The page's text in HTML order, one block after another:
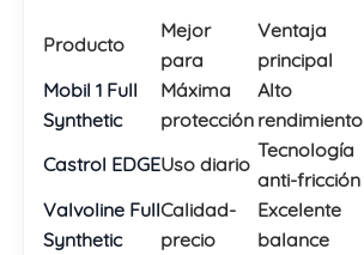
Producto
Mejor
para
Ventaja
principal
Mobil 1 Full
Synthetic
Máxima
protección
Alto
rendimiento
Castrol EDGEUso diario
Tecnología
anti-fricción
Valvoline Full
Synthetic
Calidad-
precio
Excelente
balance